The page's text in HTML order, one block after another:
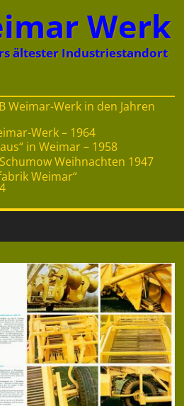
Werk
ältester Industriestandort
Weimar-Werk in den Jahren
Werk – 1964
in Weimar – 1958
Weihnachten 1947
Weimar“